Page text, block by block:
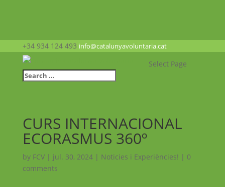
+34 934 124 493 info@catalunyavoluntaria.cat
Select Page
CURS INTERNACIONAL
ECORASMUS 360º
by FCV| jul. 30, 2024| Noticies i Experiències! | 0
comments